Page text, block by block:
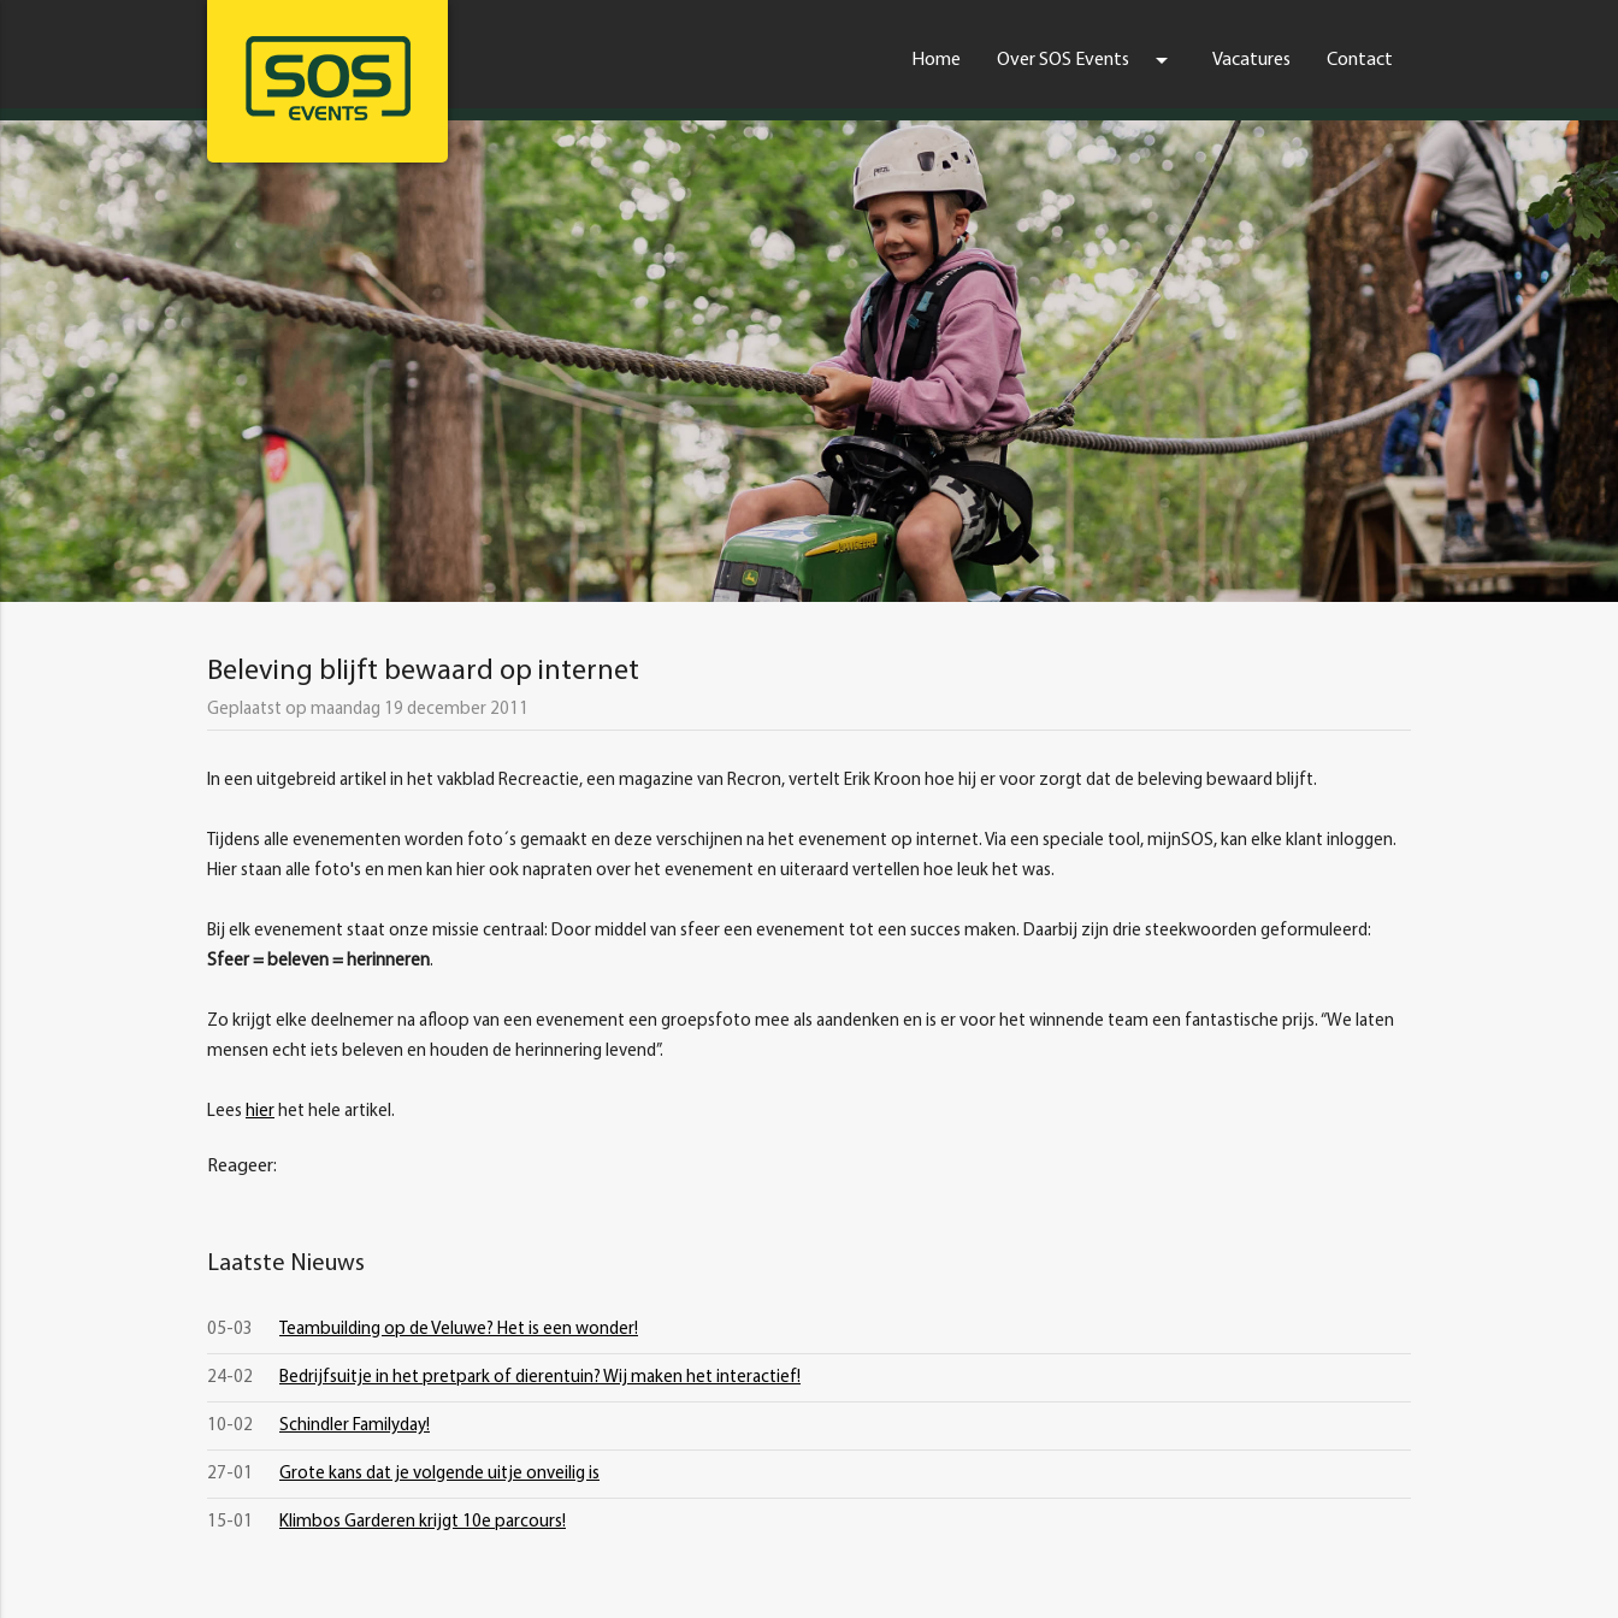
Home Over SOS Events arrow_drop_down Vacatures Contact
Beleving blijft bewaard op internet
Geplaatst op maandag 19 december 2011
In een uitgebreid artikel in het vakblad Recreactie, een magazine van Recron, vertelt Erik Kroon hoe hij er voor zorgt dat de beleving bewaard blijft.
Tijdens alle evenementen worden foto´s gemaakt en deze verschijnen na het evenement op internet. Via een speciale tool, mijnSOS, kan elke klant inloggen.
Hier staan alle foto's en men kan hier ook napraten over het evenement en uiteraard vertellen hoe leuk het was.
Bij elk evenement staat onze missie centraal: Door middel van sfeer een evenement tot een succes maken. Daarbij zijn drie steekwoorden geformuleerd:
Sfeer = beleven = herinneren.
Zo krijgt elke deelnemer na afloop van een evenement een groepsfoto mee als aandenken en is er voor het winnende team een fantastische prijs. “We laten
mensen echt iets beleven en houden de herinnering levend”.
Lees hier het hele artikel.
Reageer:
Laatste Nieuws
05-03 Teambuilding op de Veluwe? Het is een wonder!
24-02 Bedrijfsuitje in het pretpark of dierentuin? Wij maken het interactief!
10-02 Schindler Familyday!
27-01 Grote kans dat je volgende uitje onveilig is
15-01 Klimbos Garderen krijgt 10e parcours!